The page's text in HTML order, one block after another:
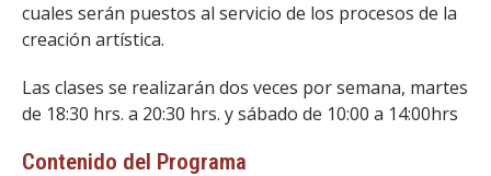
cuales serán puestos al servicio de los procesos de la
creación artística.
Las clases se realizarán dos veces por semana, martes
de 18:30 hrs. a 20:30 hrs. y sábado de 10:00 a 14:00hrs
Contenido del Programa